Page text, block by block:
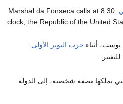
. Marshal da Fonseca calls at 8:30
clock, the Republic of the United
أثناء حرب البوير الأولى.
يملكها بصفة شخصية، إلى الدولة